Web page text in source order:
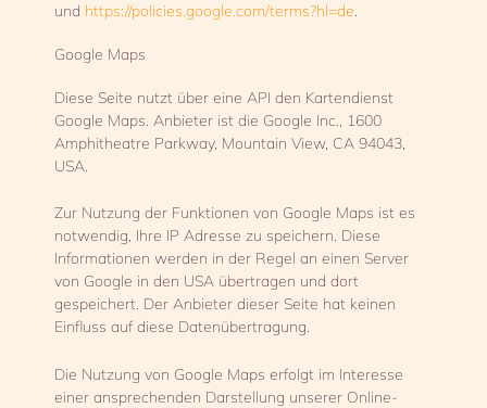
und https://policies.google.com/terms?hl=de.
Google Maps
Diese Seite nutzt über eine API den Kartendienst
Google Maps. Anbieter ist die Google Inc., 1600
Amphitheatre Parkway, Mountain View, CA 94043,
USA.
Zur Nutzung der Funktionen von Google Maps ist es
notwendig, Ihre IP Adresse zu speichern. Diese
Informationen werden in der Regel an einen Server
von Google in den USA übertragen und dort
gespeichert. Der Anbieter dieser Seite hat keinen
Einfluss auf diese Datenübertragung.
Die Nutzung von Google Maps erfolgt im Interesse
einer ansprechenden Darstellung unserer Online-